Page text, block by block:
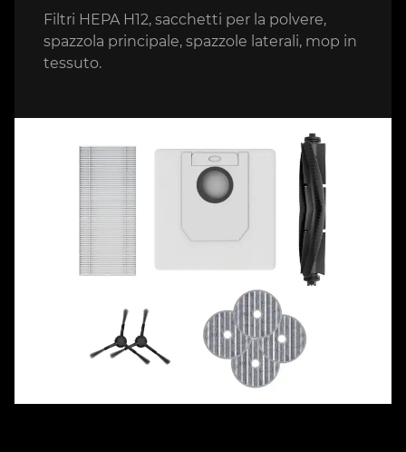
Filtri HEPA H12, sacchetti per la polvere,
spazzola principale, spazzole laterali, mop in
tessuto.